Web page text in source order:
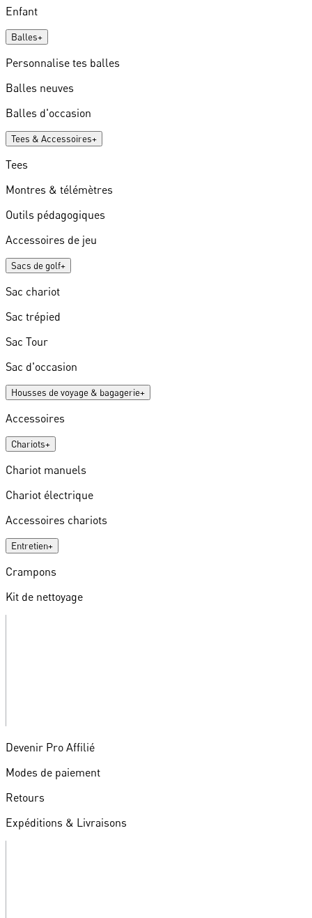
Enfant
Balles+
Personnalise tes balles
Balles neuves
Balles d'occasion
Tees & Accessoires+
Tees
Montres & télémètres
Outils pédagogiques
Accessoires de jeu
Sacs de golf+
Sac chariot
Sac trépied
Sac Tour
Sac d'occasion
Housses de voyage & bagagerie+
Accessoires
Chariots+
Chariot manuels
Chariot électrique
Accessoires chariots
Entretien+
Crampons
Kit de nettoyage
Devenir Pro Affilié
Modes de paiement
Retours
Expéditions & Livraisons